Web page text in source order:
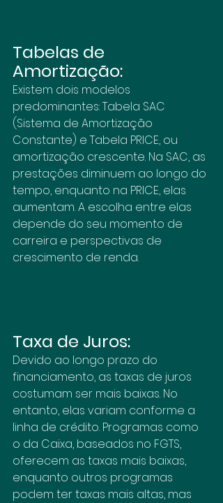
Tabelas de
Amortização:
Existem dois modelos
predominantes: Tabela SAC
(Sistema de Amortização
Constante) e Tabela PRICE, ou
amortização crescente. Na SAC, as
prestações diminuem ao longo do
tempo, enquanto na PRICE, elas
aumentam. A escolha entre elas
depende do seu momento de
carreira e perspectivas de
crescimento de renda.
Taxa de Juros:
Devido ao longo prazo do
financiamento, as taxas de juros
costumam ser mais baixas. No
entanto, elas variam conforme a
linha de crédito. Programas como
o da Caixa, baseados no FGTS,
oferecem as taxas mais baixas,
enquanto outros programas
podem ter taxas mais altas, mas